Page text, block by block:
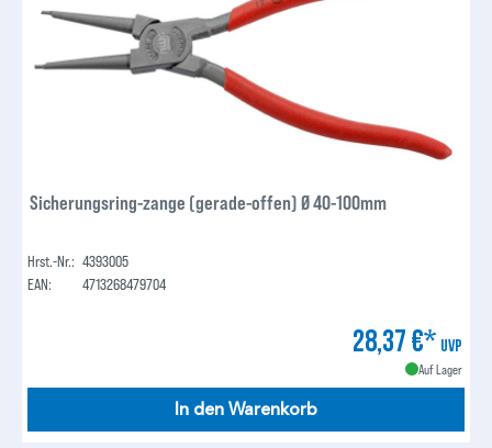
Sicherungsring-zange (gerade-offen) Ø 40-100mm
Hrst.-Nr.: 4393005
EAN:
4713268479704
28,37 €* UVP
Auf Lager
In den Warenkorb